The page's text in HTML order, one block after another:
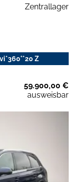
Zentrallager
Z
59.900,00 €
ausweisbar